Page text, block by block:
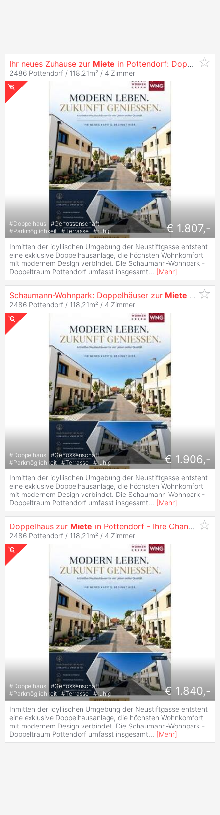
Ihr neues Zuhause zur Miete in Pottendorf: Doppelhäuser mit Fußbodenheizung! 9/2 -
2486 Pottendorf / 118,21m² / 4 Zimmer
#Doppelhaus #Genossenschaft
#Parkmöglichkeit #Terrasse #ruhig € 1.807,-
Inmitten der idyllischen Umgebung der Neustiftgasse entsteht
eine exklusive Doppelhausanlage, die höchsten Wohnkomfort
mit modernem Design verbindet. Die Schaumann-Wohnpark -
Doppeltraum Pottendorf umfasst insgesamt... [Mehr]
Schaumann-Wohnpark: Doppelhäuser zur Miete
2486 Pottendorf / 118,21m² / 4 Zimmer
#Doppelhaus #Genossenschaft
#Parkmöglichkeit #Terrasse #ruhig € 1.906,-
Inmitten der idyllischen Umgebung der Neustiftgasse entsteht
eine exklusive Doppelhausanlage, die höchsten Wohnkomfort
mit modernem Design verbindet. Die Schaumann-Wohnpark -
Doppeltraum Pottendorf umfasst insgesamt... [Mehr]
Doppelhaus zur Miete in Pottendorf - Ihre Chance auf exklusives Wohnen! 10/1 -
2486 Pottendorf / 118,21m² / 4 Zimmer
#Doppelhaus #Genossenschaft
#Parkmöglichkeit #Terrasse #ruhig € 1.840,-
Inmitten der idyllischen Umgebung der Neustiftgasse entsteht
eine exklusive Doppelhausanlage, die höchsten Wohnkomfort
mit modernem Design verbindet. Die Schaumann-Wohnpark -
Doppeltraum Pottendorf umfasst insgesamt... [Mehr]